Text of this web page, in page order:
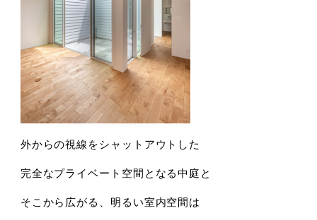
外からの視線をシャットアウトした
完全なプライベート空間となる中庭と
そこから広がる、明るい室内空間は